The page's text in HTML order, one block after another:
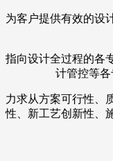
为客户提供有效的设
指向设计全过程的各
计管控等各
力求从方案可行性、
性、新工艺创新性、